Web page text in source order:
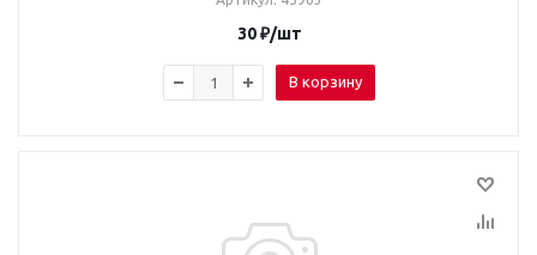
30₽/шт
В корзину